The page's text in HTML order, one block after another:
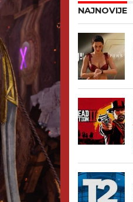
NAJNOVIJE